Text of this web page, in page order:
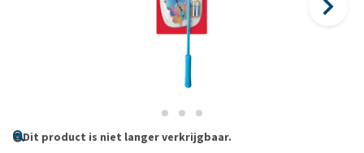
Dit product is niet langer verkrijgbaar.